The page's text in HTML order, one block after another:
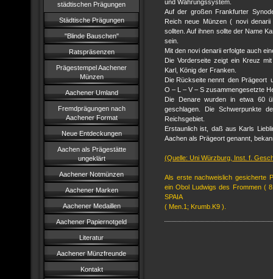
städtischen Prägungen
Städtische Prägungen
"Blinde Bauschen"
Ratspräsenzen
Prägestempel Aachener
Münzen
Aachener Umland
Fremdprägungen nach
Aachener Format
Neue Entdeckungen
Aachen als Prägestätte
ungeklärt
Aachener Notmünzen
Aachener Marken
Aachener Medaillen
Aachener Papiernotgeld
Literatur
Aachener Münzfreunde
Kontakt
und Währungssystem.
Auf der großen Frankfurter
Reich neue Münzen ( novi
sollten. Auf ihnen sollte der Name
sein.
Mit den novi denarii erfolgte auch
Die Vorderseite zeigt ein Kreuz
Karl, König der Franken.
Die Rückseite nennt den Prägeort
O – L – V – S zusammengesetzte
Die Denare wurden in etwa 60
geschlagen. Die Schwerpunkte
Reichsgebiet .
Erstaunlich ist, daß aus Karls
Aachen als Prägeort genannt,
(Quelle: Uni Würzburg, Inst. f.
Als erste nachweislich gesicherte
ein Obol Ludwigs des Frommen (
SPAIA
( Men.1; Krumb.K9 ).